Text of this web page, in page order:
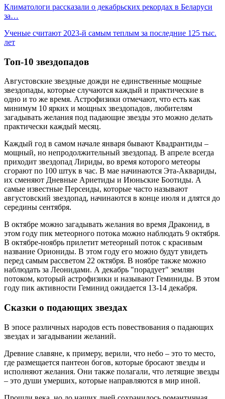
Климатологи рассказали о декабрьских рекордах в Беларуси
за…
Ученые считают 2023-й самым теплым за последние 125 тыс.
лет
Топ-10 звездопадов
Августовские звездные дожди не единственные мощные
звездопады, которые случаются каждый и практические в
одно и то же время. Астрофизики отмечают, что есть как
минимум 10 ярких и мощных звездопадов, любителям
загадывать желания под падающие звезды это можно делать
практически каждый месяц.
Каждый год в самом начале января бывают Квадрантиды –
мощный, но непродолжительный звездопад. В апреле всегда
приходит звездопад Лириды, во время которого метеоры
сгорают по 100 штук в час. В мае начинаются Эта-Аквариды,
их сменяют Дневные Ариетиды и Июньские Боотиды. А
самые известные Персеиды, которые часто называют
августовский звездопад, начинаются в конце июля и длятся до
середины сентября.
В октябре можно загадывать желания во время Драконид, в
этом году пик метеорного потока можно наблюдать 9 октября.
В октябре-ноябрь прилетит метеорный поток с красивым
название Ориониды. В этом году его можно будут увидеть
перед самым рассветом 22 октября. В ноябре также можно
наблюдать за Леонидами. А декабрь "порадует" землян
потоком, который астрофизики и называют Геминиды. В этом
году пик активности Геминид ожидается 13-14 декабря.
Сказки о подающих звездах
В эпосе различных народов есть повествования о падающих
звездах и загадывании желаний.
Древние славяне, к примеру, верили, что небо – это то место,
где размещается пантеон богов, которые бросают звезды и
исполняют желания. Они также полагали, что летящие звезды
– это души умерших, которые направляются в мир иной.